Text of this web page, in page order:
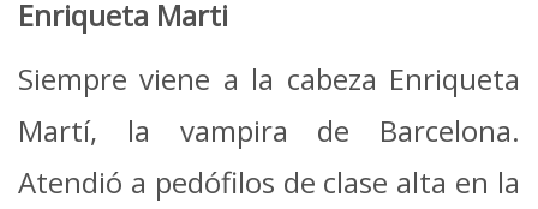
Enriqueta Marti
Siempre viene a la cabeza Enriqueta
Martí, la vampira de Barcelona.
Atendió a pedófilos de clase alta en la